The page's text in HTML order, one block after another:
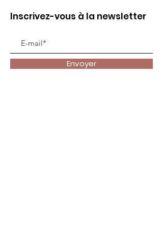
Inscrivez-vous à la newsletter
Envoyer